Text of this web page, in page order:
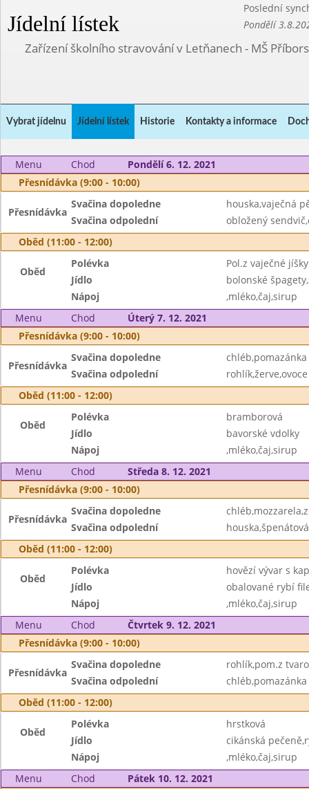
Jídelní lístek
Poslední
Pondělí
Zařízení školního stravování v Letňanech - MŠ
Vybrat jídelnu Jídelní lístek Historie Kontakty a informace
Menu Chod
Pondělí 6. 12. 2021
Přesnídávka (9:00 - 10:00)
Přesnídávka
Svačina dopoledne
houska,vaječná
Svačina odpolední
obložený
Oběd (11:00 - 12:00)
Oběd
Polévka
Pol.z vaječné jíšky
Jídlo
bolonské
Nápoj
,mléko,čaj,sirup
Menu
Chod
Úterý 7. 12. 2021
Přesnídávka (9:00 - 10:00)
Přesnídávka
Svačina dopoledne
Svačina odpolední
rohlík,žerve,ovoce
Oběd (11:00 - 12:00)
Oběd
Polévka
bramborová
Jídlo
bavorské vdolky
Nápoj
,mléko,čaj,sirup
Menu
Chod
Středa 8. 12. 2021
Přesnídávka (9:00 - 10:00)
Přesnídávka
Svačina dopoledne
Svačina odpolední
Oběd (11:00 - 12:00)
Oběd
Polévka
hovězí vývar s
Jídlo
obalované rybí
Nápoj
,mléko,čaj,sirup
Menu
Chod
Čtvrtek 9. 12. 2021
Přesnídávka (9:00 - 10:00)
Přesnídávka
Svačina dopoledne
rohlík,pom.z
Svačina odpolední
Oběd (11:00 - 12:00)
Oběd
Polévka
hrstková
Jídlo
cikánská
Nápoj
,mléko,čaj,sirup
Menu
Chod
Pátek 10. 12. 2021